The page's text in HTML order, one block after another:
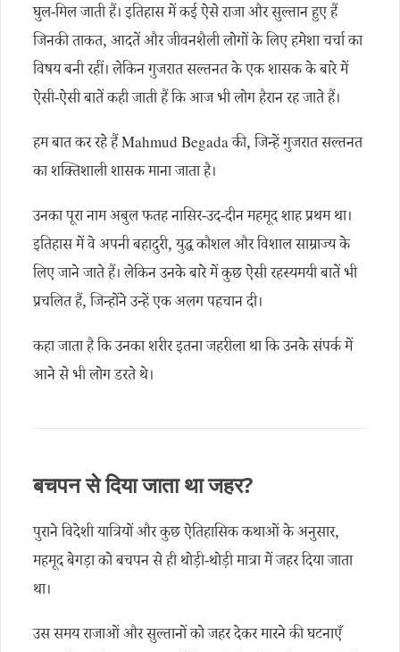
घुल-मिल जाती हैं। इतिहास में कई ऐसे राजा और सुल्तान हुए हैं
जिनकी ताकत, आदतें और जीवनशैली लोगों के लिए हमेशा चर्चा का
विषय बनी रहीं। लेकिन गुजरात सल्तनत के एक शासक के बारे में
ऐसी-ऐसी बातें कही जाती हैं कि आज भी लोग हैरान रह जाते हैं।
हम बात कर रहे हैं Mahmud Begada की, जिन्हें गुजरात सल्तनत
का शक्तिशाली शासक माना जाता है।
उनका पूरा नाम अबुल फतह नासिर-उद-दीन महमूद शाह प्रथम था।
इतिहास में वे अपनी बहादुरी, युद्ध कौशल और विशाल साम्राज्य के
लिए जाने जाते हैं। लेकिन उनके बारे में कुछ ऐसी रहस्यमयी बातें भी
प्रचलित हैं, जिन्होंने उन्हें एक अलग पहचान दी।
कहा जाता है कि उनका शरीर इतना जहरीला था कि उनके संपर्क में
आने से भी लोग डरते थे।
बचपन से दिया जाता था जहर?
पुराने विदेशी यात्रियों और कुछ ऐतिहासिक कथाओं के अनुसार,
महमूद बेगड़ा को बचपन से ही थोड़ी-थोड़ी मात्रा में जहर दिया जाता
था।
उस समय राजाओं और सुल्तानों को जहर देकर मारने की घटनाएँ